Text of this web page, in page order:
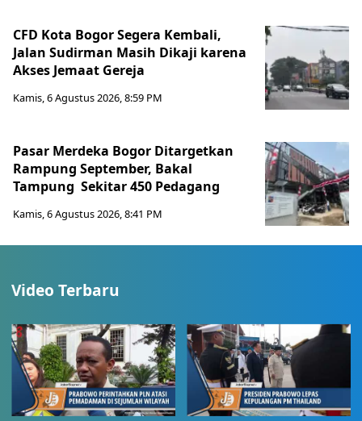
CFD Kota Bogor Segera Kembali,
Jalan Sudirman Masih Dikaji karena
Akses Jemaat Gereja
Kamis, 6 Agustus 2026, 8:59 PM
Pasar Merdeka Bogor Ditargetkan
Rampung September, Bakal
Tampung Sekitar 450 Pedagang
Kamis, 6 Agustus 2026, 8:41 PM
Video Terbaru